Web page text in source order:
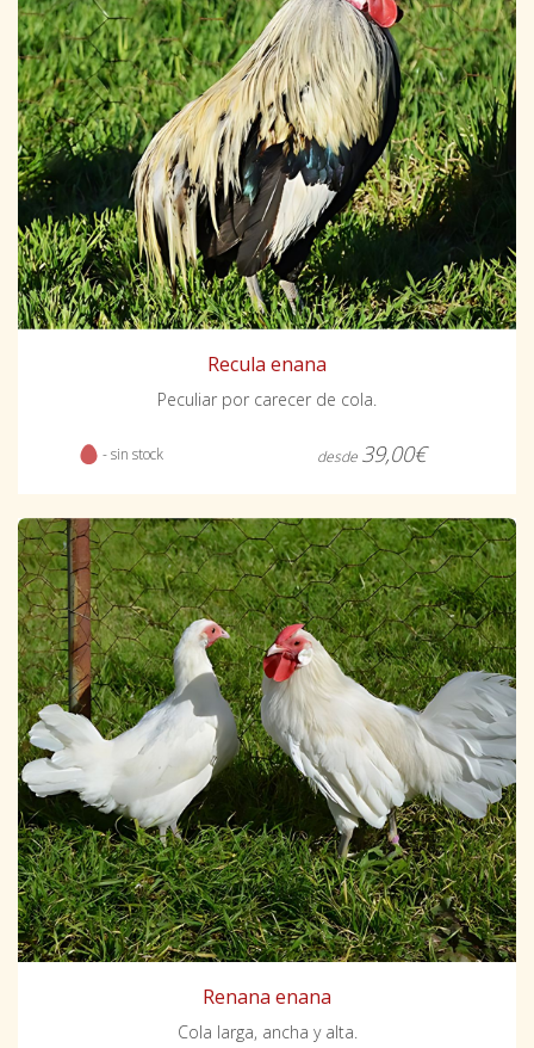
Recula enana
Peculiar por carecer de cola.
- sin stock desde 39,00€
Renana enana
Cola larga, ancha y alta.